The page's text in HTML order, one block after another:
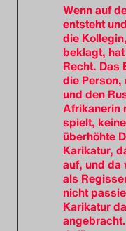
Wenn auf
entsteht
die
beklagt,
Recht. Das
die Person,
und den
Afrikanerin
spielt,
überhöhte
Karikatur,
auf, und da
als
nicht
Karikatur